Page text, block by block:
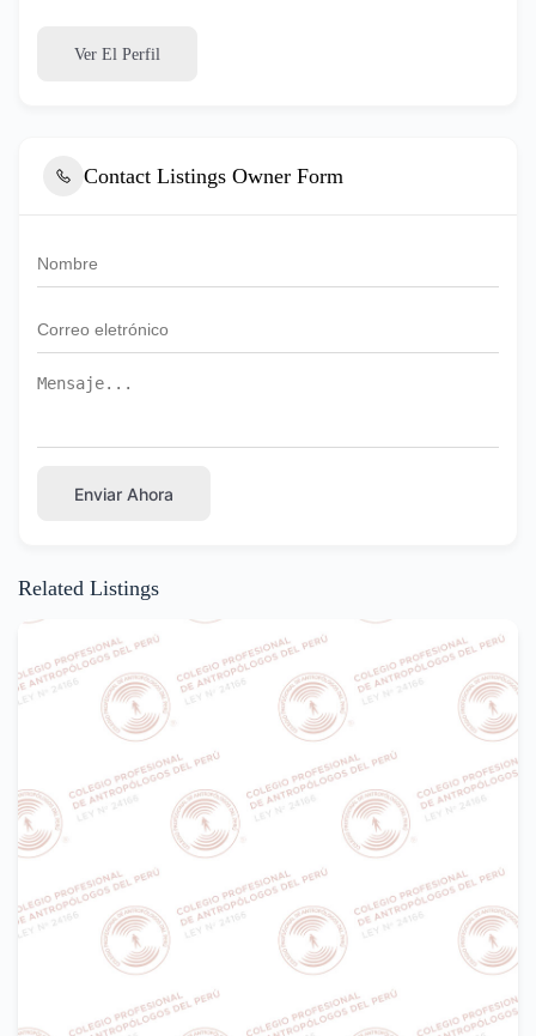
Ver El Perfil
Contact Listings Owner Form
Enviar Ahora
Related Listings